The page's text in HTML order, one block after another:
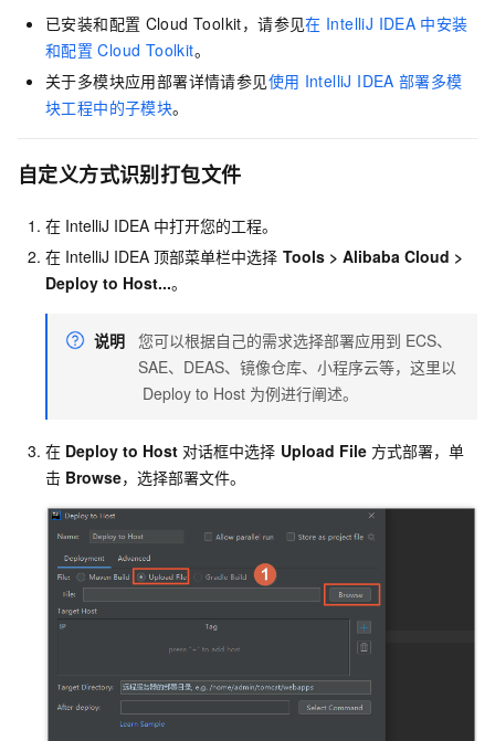
已安装和配置 Cloud Toolkit，请参见在 IntelliJ IDEA 中安装
和配置 Cloud Toolkit。
关于多模块应用部署详情请参见使用 IntelliJ IDEA 部署多模
块工程中的子模块。
自定义方式识别打包文件
在 IntelliJ IDEA 中打开您的工程。
在 IntelliJ IDEA 顶部菜单栏中选择 Tools> Alibaba Cloud >
Deploy to Host...。
说明 您可以根据自己的需求选择部署应用到 ECS、
SAE、DEAS、镜像仓库、小程序云等，这里以
Deploy to Host 为例进行阐述。
在 Deploy to Host 对话框中选择 Upload File 方式部署，单
击 Browse，选择部署文件。